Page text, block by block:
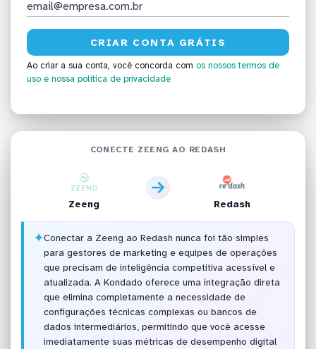
Ao criar a sua conta, você concorda com os nossos termos de
uso e nossa política de privacidade
CONECTE ZEENG AO REDASH
Zeeng Redash
✦Conectar a Zeeng ao Redash nunca foi tão simples
para gestores de marketing e equipes de operações
que precisam de inteligência competitiva acessível e
atualizada. A Kondado oferece uma integração direta
que elimina completamente a necessidade de
configurações técnicas complexas ou bancos de
dados intermediários, permitindo que você acesse
imediatamente suas métricas de desempenho digital